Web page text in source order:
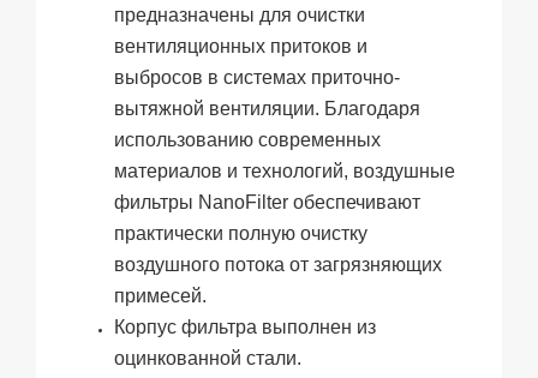
предназначены для очистки
вентиляционных притоков и
выбросов в системах приточно-
вытяжной вентиляции. Благодаря
использованию современных
материалов и технологий, воздушные
фильтры NanoFilter обеспечивают
практически полную очистку
воздушного потока от загрязняющих
примесей.
Корпус фильтра выполнен из
оцинкованной стали.